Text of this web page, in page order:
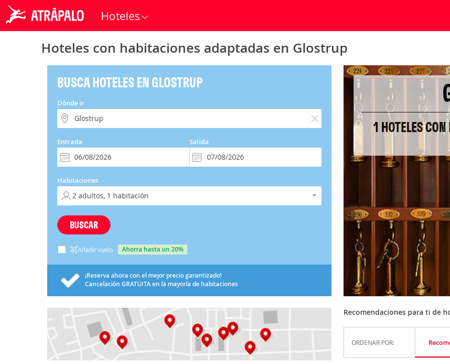
Hoteles
Hoteles con habitaciones adaptadas en Glostrup
BUSCA HOTELES EN GLOSTRUP
Dónde ir
Entrada Salida
Habitaciones
BUSCAR
Añadir vuelo ahorra hasta un 20%
¡Reserva ahora con el mejor precio garantizado!
Cancelación GRATUITAen la mayoría de habitaciones
1 HOTELES
Recomendaciones para ti de
ORDENAR POR: